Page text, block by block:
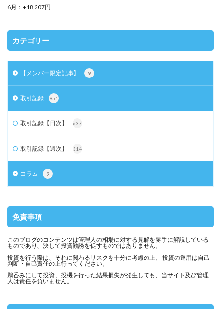
6月：+18,207円
カテゴリー
【メンバー限定記事】 9
取引記録 951
取引記録【日次】 637
取引記録【週次】 314
コラム 9
免責事項
このブログのコンテンツは管理人の相場に対する見解を勝手に解説している
ものであり、決して投資勧誘を促すものではありません。
投資を行う際は、それに関わるリスクを十分に考慮の上、 投資の運用は自己
判断・自己責任の上行ってください。
鵜呑みにして投資、投機を行った結果損失が発生しても、当サイト及び管理
人は責任を負いません。